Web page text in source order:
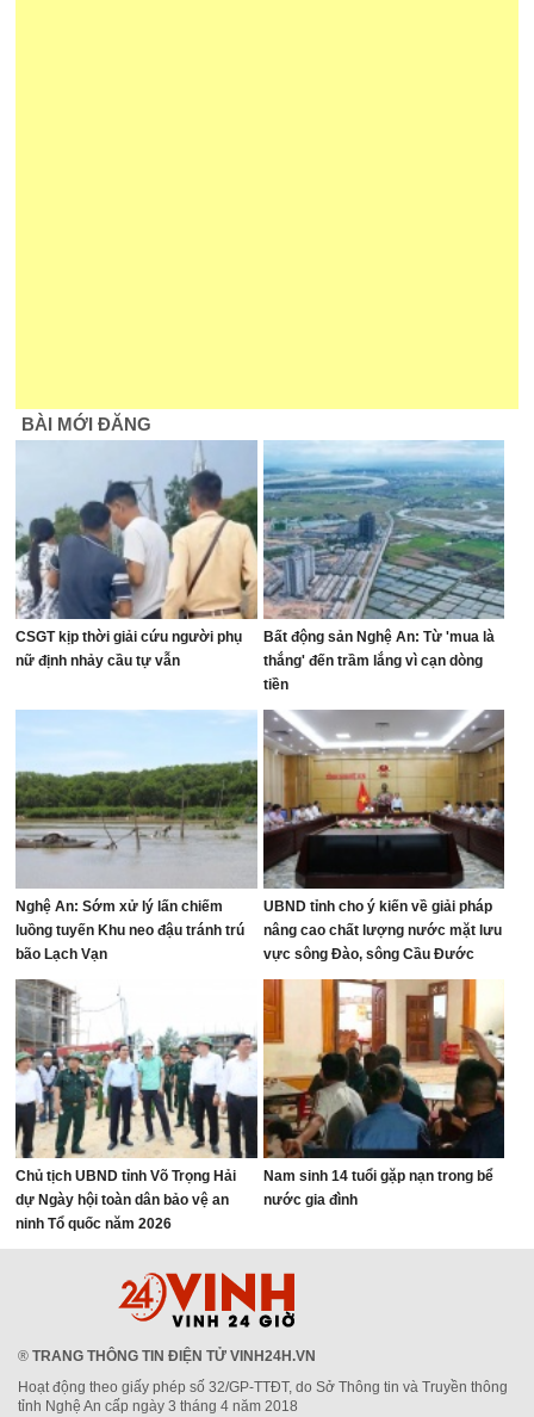
BÀI MỚI ĐĂNG
CSGT kịp thời giải cứu người phụ
nữ định nhảy cầu tự vẫn
Bất động sản Nghệ An: Từ 'mua là
thắng' đến trầm lắng vì cạn dòng
tiền
Nghệ An: Sớm xử lý lấn chiếm
luồng tuyến Khu neo đậu tránh trú
bão Lạch Vạn
UBND tỉnh cho ý kiến về giải pháp
nâng cao chất lượng nước mặt lưu
vực sông Đào, sông Cầu Đước
Chủ tịch UBND tỉnh Võ Trọng Hải
dự Ngày hội toàn dân bảo vệ an
ninh Tổ quốc năm 2026
Nam sinh 14 tuổi gặp nạn trong bể
nước gia đình
® TRANG THÔNG TIN ĐIỆN TỬ VINH24H.VN
Hoạt động theo giấy phép số 32/GP-TTĐT, do Sở Thông tin và Truyền thông
tỉnh Nghệ An cấp ngày 3 tháng 4 năm 2018